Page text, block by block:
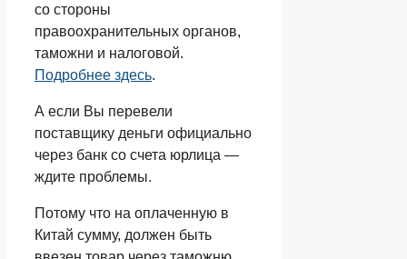
со стороны
правоохранительных органов,
таможни и налоговой.
Подробнее здесь.
А если Вы перевели
поставщику деньги официально
через банк со счета юрлица —
ждите проблемы.
Потому что на оплаченную в
Китай сумму, должен быть